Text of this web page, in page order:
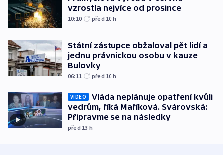
vzrostla nejvíce od prosince
10:10 před 10 h
Státní zástupce obžaloval pět lidí a
jednu právnickou osobu v kauze
Bulovky
06:11 před 10 h
VIDEO
Vláda neplánuje opatření kvůli
vedrům, říká Maříková. Svárovská:
Připravme se na následky
před 13 h